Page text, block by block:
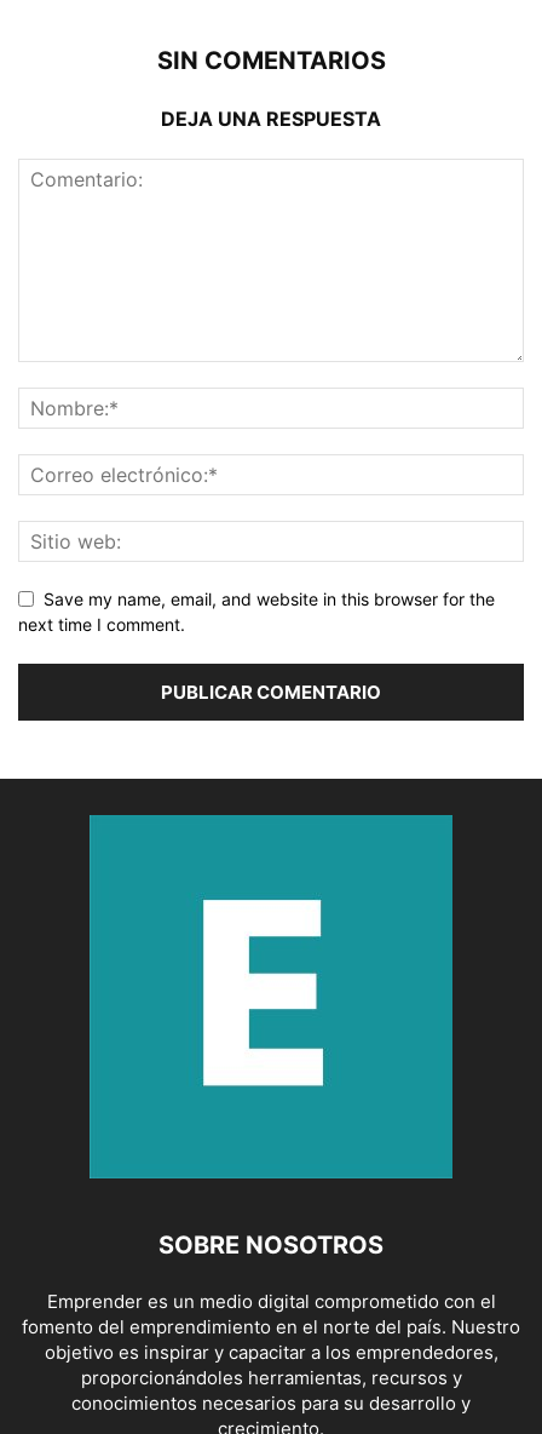
SIN COMENTARIOS
DEJA UNA RESPUESTA
Save my name, email, and website in this browser for the
next time I comment.
SOBRE NOSOTROS
Emprender es un medio digital comprometido con el
fomento del emprendimiento en el norte del país. Nuestro
objetivo es inspirar y capacitar a los emprendedores,
proporcionándoles herramientas, recursos y
conocimientos necesarios para su desarrollo y
crecimiento.